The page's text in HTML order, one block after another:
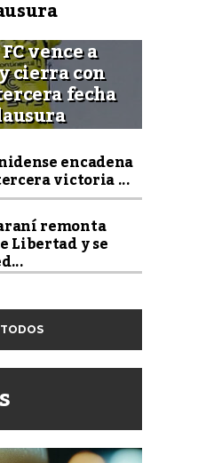
vence a
cierra con
fecha
encadena
victoria ...
remonta
Libertad y se